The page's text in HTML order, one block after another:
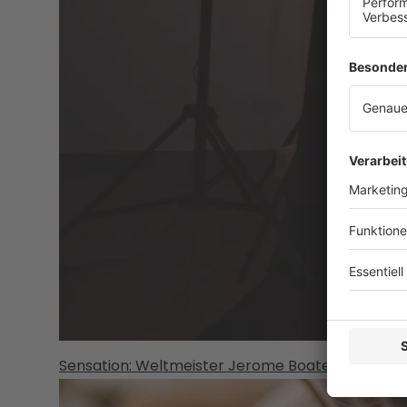
Sensation: Weltmeister Jerome Boateng zum